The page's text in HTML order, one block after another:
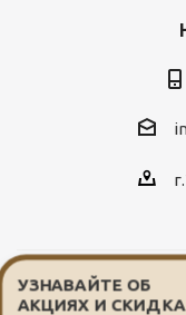
2026 © Служба
УЗНАВАЙТЕ ОБ
АКЦИЯХ И